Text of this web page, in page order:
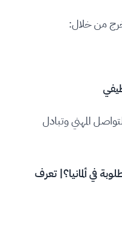
من خلال:
المهني وتبادل
في ألمانيا؟| تعرف